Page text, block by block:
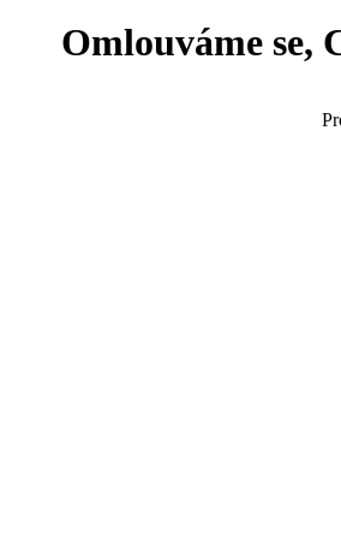
Omlouváme se,